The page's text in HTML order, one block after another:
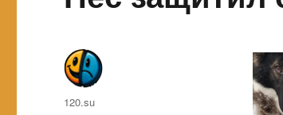
Автор
120.su